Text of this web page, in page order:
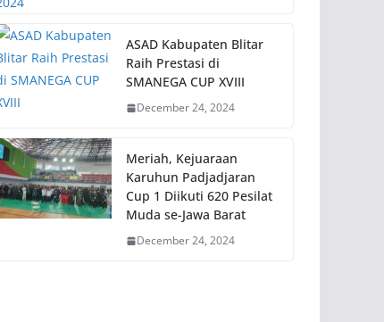
ASAD Kabupaten Blitar
Raih Prestasi di
SMANEGA CUP XVIII
December 24, 2024
Meriah, Kejuaraan
Karuhun Padjadjaran
Cup 1 Diikuti 620 Pesilat
Muda se-Jawa Barat
December 24, 2024